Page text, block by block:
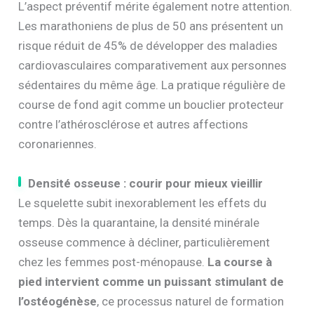
L’aspect préventif mérite également notre attention.
Les marathoniens de plus de 50 ans présentent un
risque réduit de 45% de développer des maladies
cardiovasculaires comparativement aux personnes
sédentaires du même âge. La pratique régulière de
course de fond agit comme un bouclier protecteur
contre l’athérosclérose et autres affections
coronariennes.
Densité osseuse : courir pour mieux vieillir
Le squelette subit inexorablement les effets du
temps. Dès la quarantaine, la densité minérale
osseuse commence à décliner, particulièrement
chez les femmes post-ménopause. La course à
pied intervient comme un puissant stimulant de
l’ostéogénèse, ce processus naturel de formation